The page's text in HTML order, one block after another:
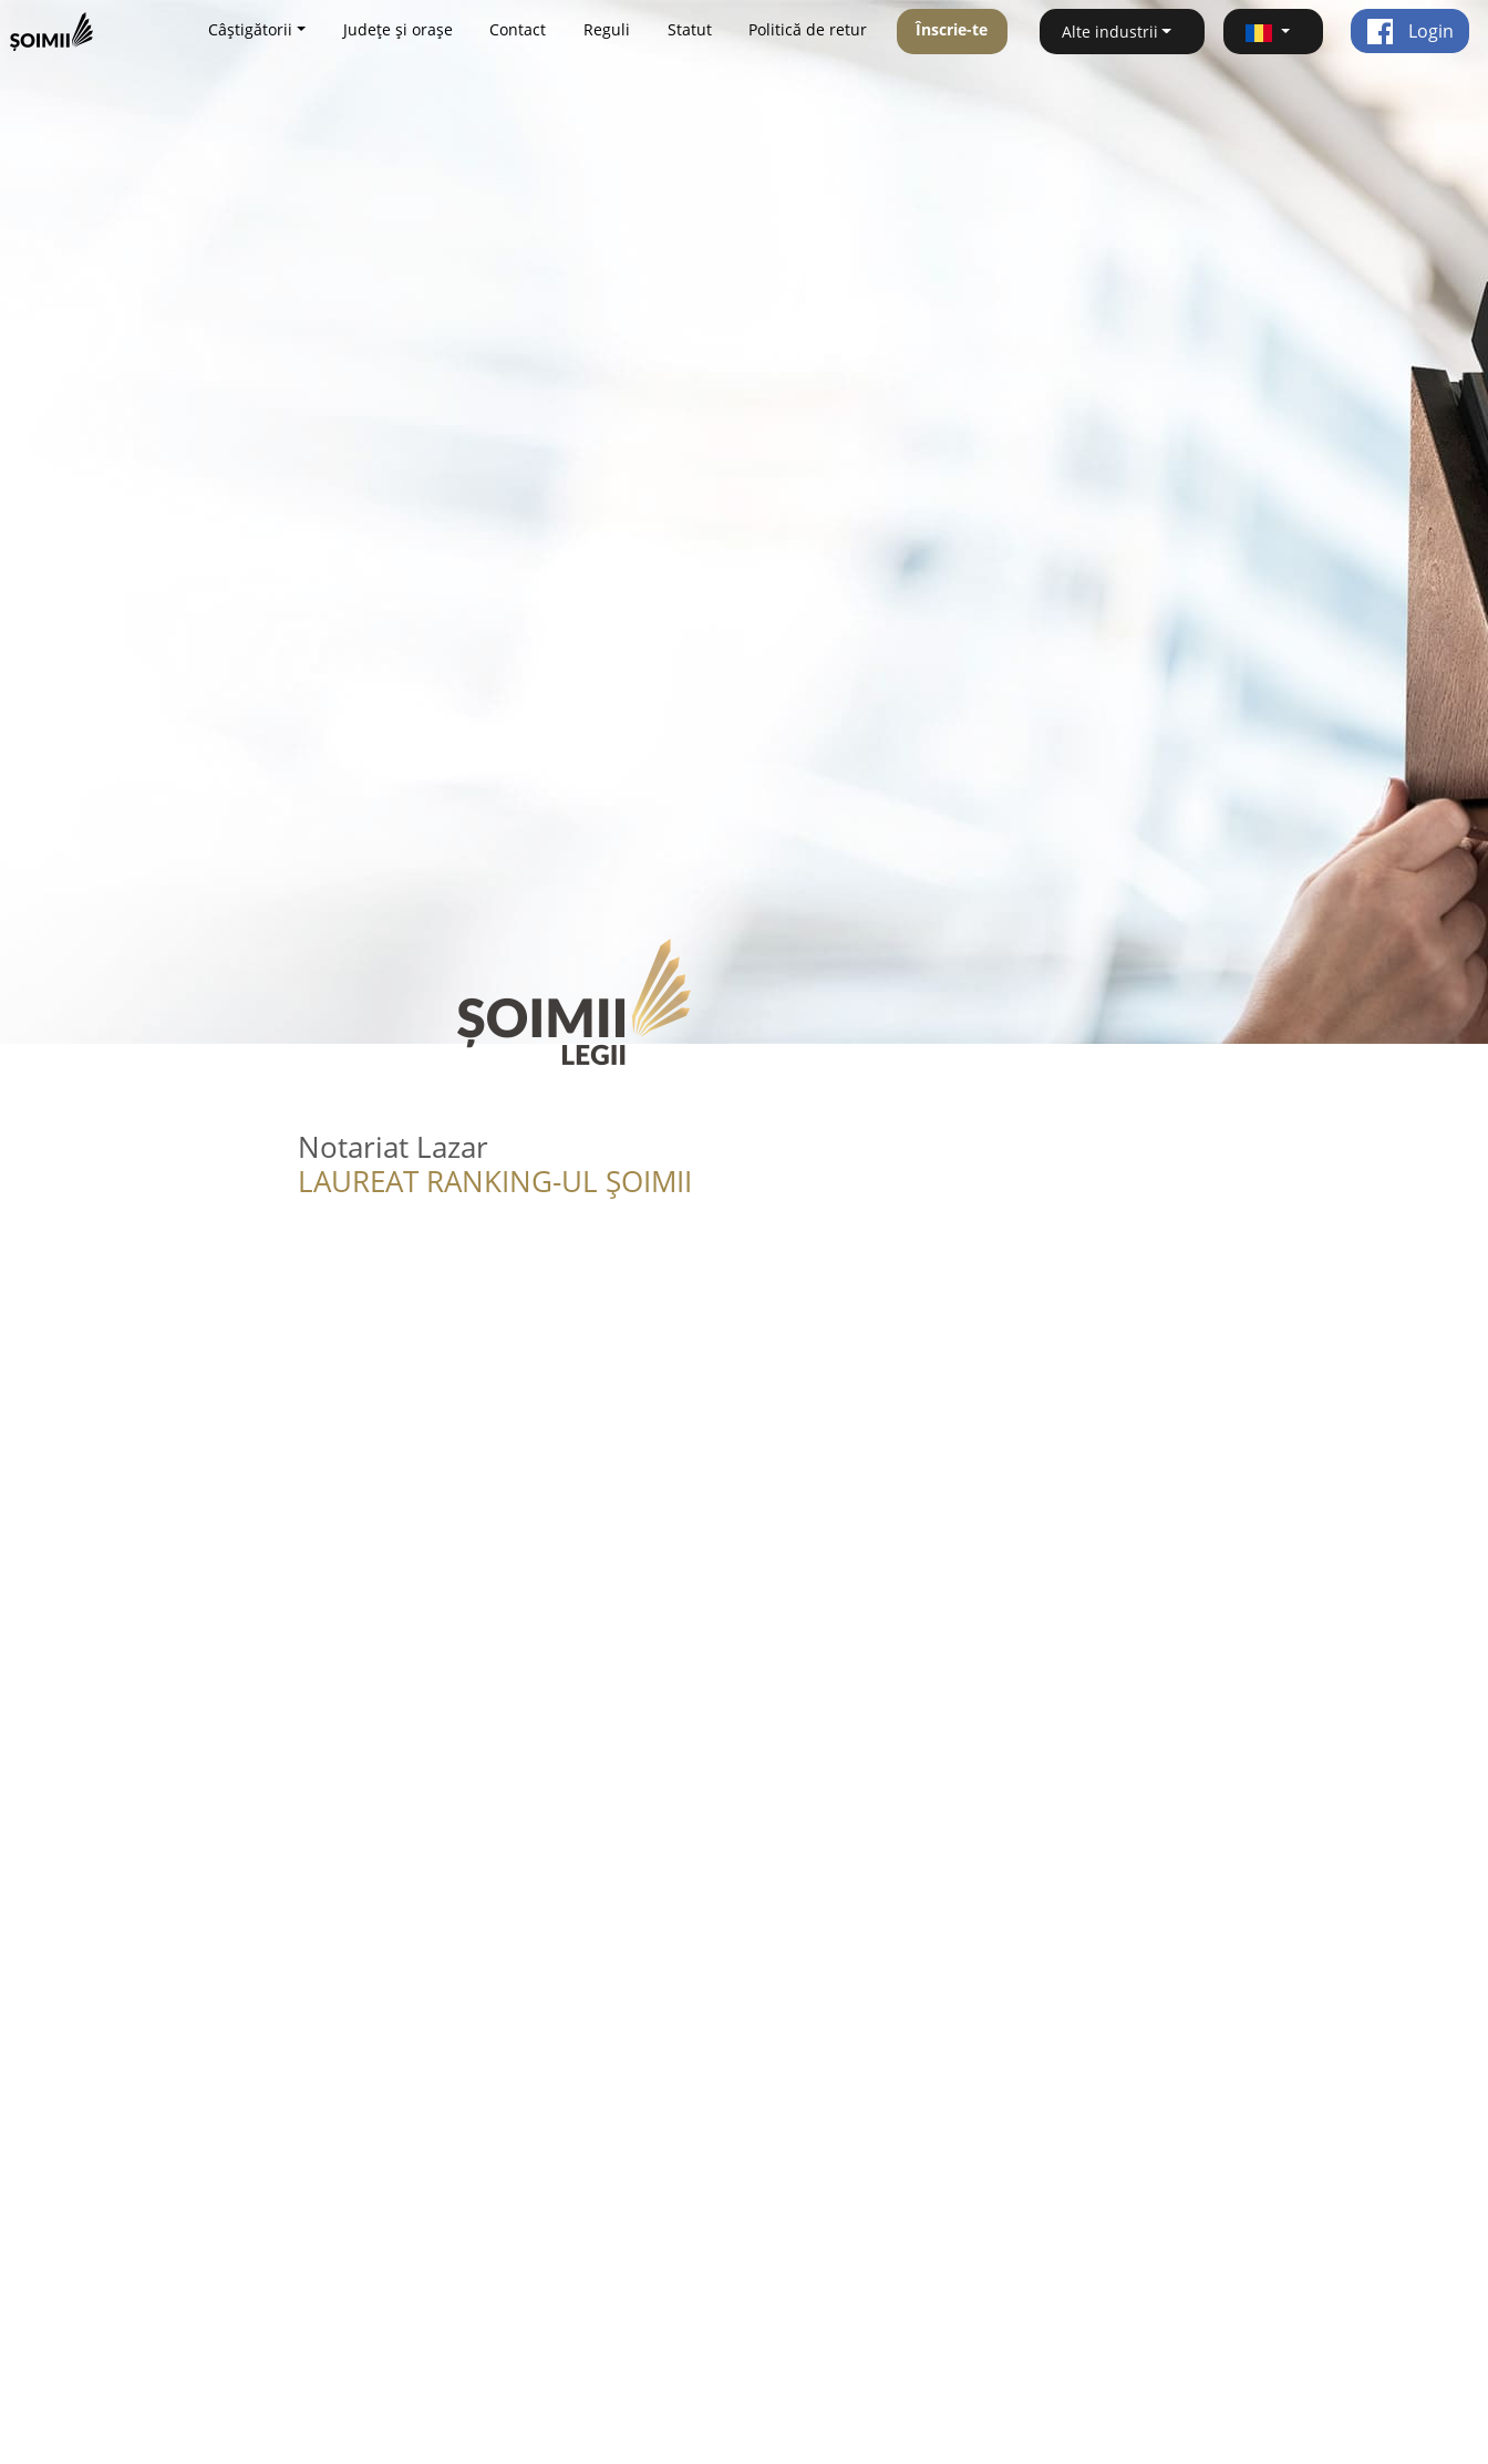
Câștigătorii Județe și orașe Contact Reguli Statut Politică de retur Înscrie-te Alte industrii Login
Notariat Lazar
LAUREAT RANKING-UL ȘOIMII